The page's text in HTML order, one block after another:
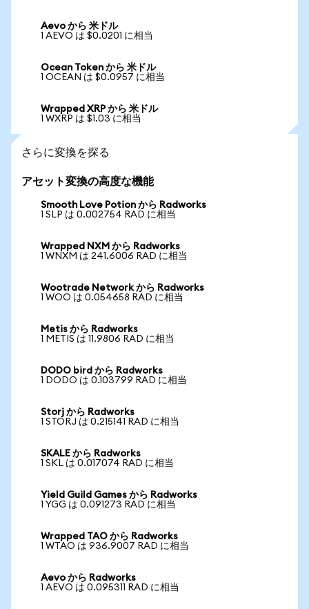
Aevo から 米ドル
1 AEVO は $0.0201 に相当
Ocean Token から 米ドル
1 OCEAN は $0.0957 に相当
Wrapped XRP から 米ドル
1 WXRP は $1.03 に相当
さらに変換を探る
アセット変換の高度な機能
Smooth Love Potion から Radworks
1 SLP は 0.002754 RAD に相当
Wrapped NXM から Radworks
1 WNXM は 241.6006 RAD に相当
Wootrade Network から Radworks
1 WOO は 0.054658 RAD に相当
Metis から Radworks
1 METIS は 11.9806 RAD に相当
DODO bird から Radworks
1 DODO は 0.103799 RAD に相当
Storj から Radworks
1 STORJ は 0.215141 RAD に相当
SKALE から Radworks
1 SKL は 0.017074 RAD に相当
Yield Guild Games から Radworks
1 YGG は 0.091273 RAD に相当
Wrapped TAO から Radworks
1 WTAO は 936.9007 RAD に相当
Aevo から Radworks
1 AEVO は 0.095311 RAD に相当